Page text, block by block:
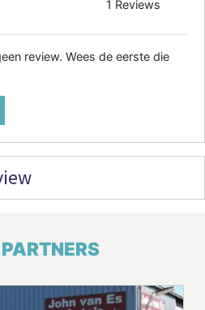
1 Reviews
review. Wees de eerste die
PARTNERS